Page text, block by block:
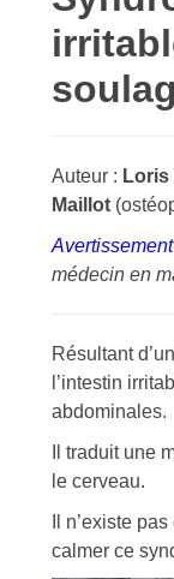
Auteur : Loris
Maillot
Avertissement
médecin en
Résultant
l’intestin
abdominales.
Il traduit une
le cerveau.
Il n’existe
calmer ce